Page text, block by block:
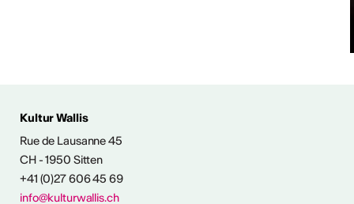
Ausstellungen
Kultur Wallis
Rue de Lausanne 45
CH - 1950 Sitten
+41 (0)27 606 45 69
info@kulturwallis.ch